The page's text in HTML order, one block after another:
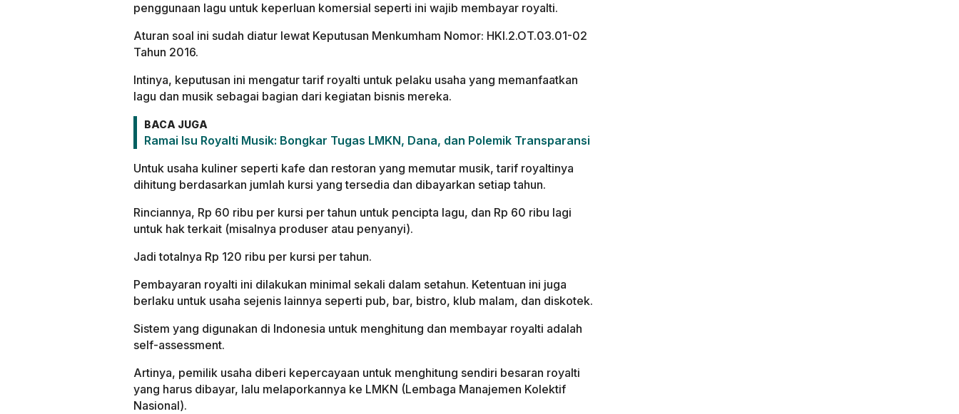
penggunaan lagu untuk keperluan komersial seperti ini wajib membayar royalti.
Aturan soal ini sudah diatur lewat Keputusan Menkumham Nomor: HKI.2.OT.03.01-02
Tahun 2016.
Intinya, keputusan ini mengatur tarif royalti untuk pelaku usaha yang memanfaatkan
lagu dan musik sebagai bagian dari kegiatan bisnis mereka.
BACA JUGA
Ramai Isu Royalti Musik: Bongkar Tugas LMKN, Dana, dan Polemik Transparansi
Untuk usaha kuliner seperti kafe dan restoran yang memutar musik, tarif royaltinya
dihitung berdasarkan jumlah kursi yang tersedia dan dibayarkan setiap tahun.
Rinciannya, Rp 60 ribu per kursi per tahun untuk pencipta lagu, dan Rp 60 ribu lagi
untuk hak terkait (misalnya produser atau penyanyi).
Jadi totalnya Rp 120 ribu per kursi per tahun.
Pembayaran royalti ini dilakukan minimal sekali dalam setahun. Ketentuan ini juga
berlaku untuk usaha sejenis lainnya seperti pub, bar, bistro, klub malam, dan diskotek.
Sistem yang digunakan di Indonesia untuk menghitung dan membayar royalti adalah
self-assessment.
Artinya, pemilik usaha diberi kepercayaan untuk menghitung sendiri besaran royalti
yang harus dibayar, lalu melaporkannya ke LMKN (Lembaga Manajemen Kolektif
Nasional).